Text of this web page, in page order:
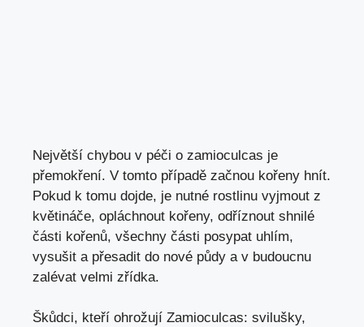
Největší chybou v péči o zamioculcas je
přemokření. V tomto případě začnou kořeny hnít.
Pokud k tomu dojde, je nutné rostlinu vyjmout z
květináče, opláchnout kořeny, odříznout shnilé
části kořenů, všechny části posypat uhlím,
vysušit a přesadit do nové půdy a v budoucnu
zalévat velmi zřídka.
Škůdci, kteří ohrožují Zamioculcas: svilušky,